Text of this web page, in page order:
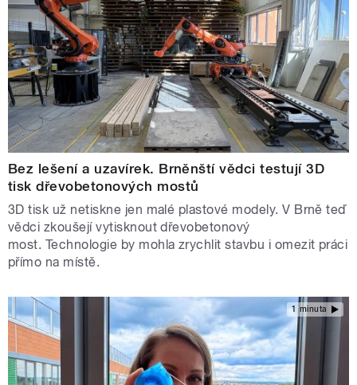
Bez lešení a uzavírek. Brněnští vědci testují 3D
tisk dřevobetonových mostů
3D tisk už netiskne jen malé plastové modely. V Brně teď
vědci zkoušejí vytisknout dřevobetonový
most. Technologie by mohla zrychlit stavbu i omezit práci
přímo na místě.
1 minuta